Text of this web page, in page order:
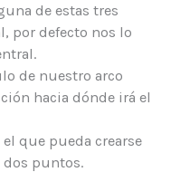
de estas tres
por defecto nos lo
de nuestro arco
hacia dónde irá el
que pueda crearse
dos puntos.